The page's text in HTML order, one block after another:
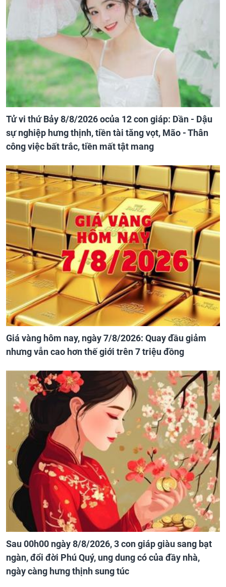
Tử vi thứ Bảy 8/8/2026 ocủa 12 con giáp: Dần - Dậu
sự nghiệp hưng thịnh, tiền tài tăng vọt, Mão - Thân
công việc bất trắc, tiền mất tật mang
Giá vàng hôm nay, ngày 7/8/2026: Quay đầu giảm
nhưng vẫn cao hơn thế giới trên 7 triệu đồng
Sau 00h00 ngày 8/8/2026, 3 con giáp giàu sang bạt
ngàn, đổi đời Phú Quý, ung dung có của đầy nhà,
ngày càng hưng thịnh sung túc